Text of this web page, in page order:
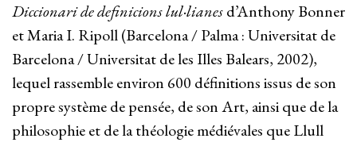
Diccionari de definicions lul·lianesd’Anthony Bonner
et Maria I. Ripoll (Barcelona / Palma : Universitat de
Barcelona / Universitat de les Illes Balears, 2002),
lequel rassemble environ 600 définitions issus de son
propre système de pensée, de son Art, ainsi que de la
philosophie et de la théologie médiévales que Llull